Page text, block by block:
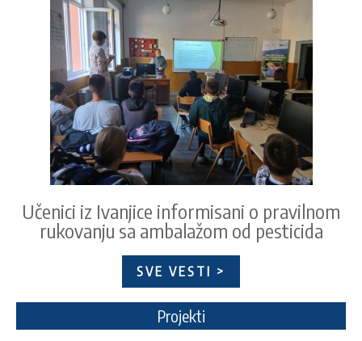
Učenici iz Ivanjice informisani o pravilnom
rukovanju sa ambalažom od pesticida
SVE VESTI >
Projekti